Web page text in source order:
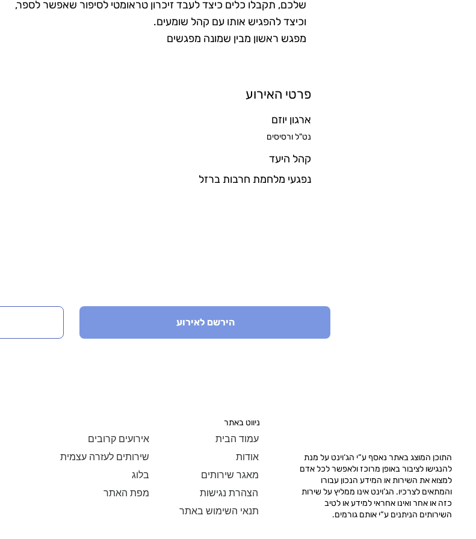
שלכם, תקבלו כלים כיצד לעבד זיכרון טראומטי לסיפור שאפשר לספר,
וכיצד להפגיש אותו עם קהל שומעים.
מפגש ראשון מבין שמונה מפגשים
פרטי האירוע
ארגון יוזם
נט"ל ורסיסים
קהל היעד
נפגעי מלחמת חרבות ברזל
הירשם לאירוע
התוכן המוצג באתר נאסף ע“י הג‘וינט על מנת
להנגישו לציבור באופן מרוכז ולאפשר לכל אדם
למצוא את השירות או המידע הנכון עבורו
והמתאים לצרכיו. הג’וינט אינו ממליץ על שירות
כזה או אחר ואינו אחראי למידע או לטיב
השירותים הניתנים ע“י אותם גורמים.
ניווט באתר
עמוד הבית
אודות
מאגר שירותים
הצהרת נגישות
תנאי השימוש באתר
אירועים קרובים
שירותים לעזרה עצמית
בלוג
מפת האתר